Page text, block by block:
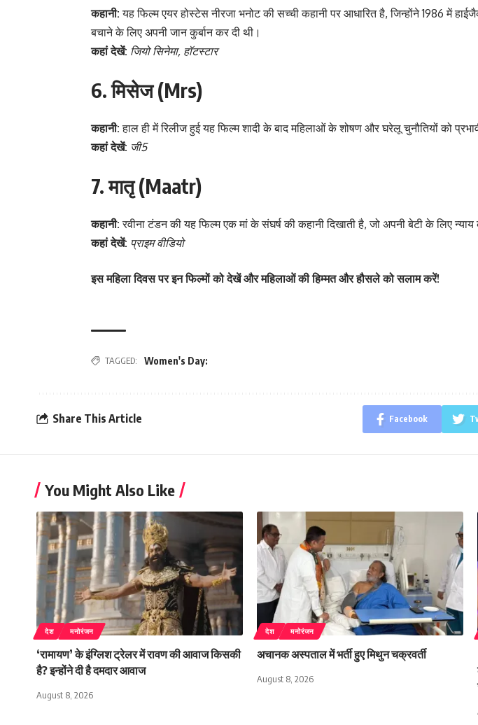
कहानी: यह फिल्म एयर होस्टेस नीरजा भनोट की सच्ची कहानी पर आधारित है, जिन्होंने 1986 में
बचाने के लिए अपनी जान कुर्बान कर दी थी।
कहां देखें: जियो सिनेमा, हॉटस्टार
6. मिसेज (Mrs)
कहानी: हाल ही में रिलीज हुई यह फिल्म शादी के बाद महिलाओं के शोषण और घरेलू चुनौतियों को
कहां देखें: जी5
7. मातृ (Maatr)
कहानी: रवीना टंडन की यह फिल्म एक मां के संघर्ष की कहानी दिखाती है, जो अपनी बेटी के लिए
कहां देखें: प्राइम वीडियो
इस महिला दिवस पर इन फिल्मों को देखें और महिलाओं की हिम्मत और हौसले को सलाम करें!
TAGGED: Women's Day:
Share This Article Facebook
You Might Also Like
देश मनोरंजन
‘रामायण’ के इंग्लिश ट्रेलर में रावण की आवाज किसकी
है? इन्होंने दी है दमदार आवाज
August 8, 2026
देश मनोरंजन
अचानक अस्पताल में भर्ती हुए मिथुन चक्रवर्ती
August 8, 2026